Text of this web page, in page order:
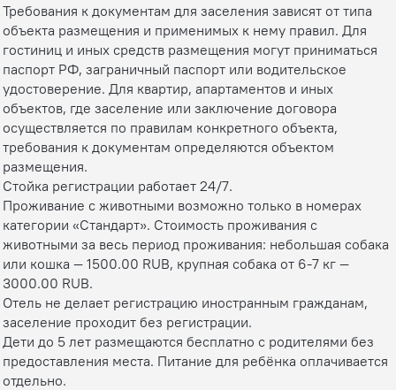
Требования к документам для заселения зависят от типа
объекта размещения и применимых к нему правил. Для
гостиниц и иных средств размещения могут приниматься
паспорт РФ, заграничный паспорт или водительское
удостоверение. Для квартир, апартаментов и иных
объектов, где заселение или заключение договора
осуществляется по правилам конкретного объекта,
требования к документам определяются объектом
размещения.
Стойка регистрации работает 24/7.
Проживание с животными возможно только в номерах
категории «Стандарт». Стоимость проживания с
животными за весь период проживания: небольшая собака
или кошка — 1500.00 RUB, крупная собака от 6-7 кг —
3000.00 RUB.
Отель не делает регистрацию иностранным гражданам,
заселение проходит без регистрации.
Дети до 5 лет размещаются бесплатно с родителями без
предоставления места. Питание для ребёнка оплачивается
отдельно.